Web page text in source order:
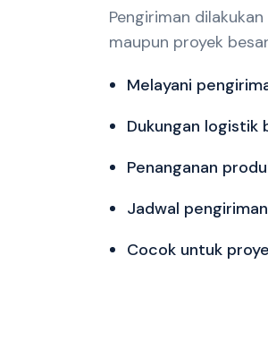
Pengiriman
maupun proyek
Melayani
Dukungan
Penanganan
Jadwal
Cocok untuk